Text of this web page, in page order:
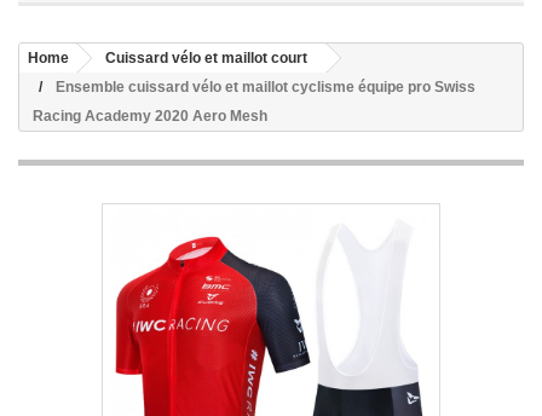
Home
Cuissard vélo et maillot court
Ensemble cuissard vélo et maillot cyclisme équipe pro Swiss
Racing Academy 2020 Aero Mesh